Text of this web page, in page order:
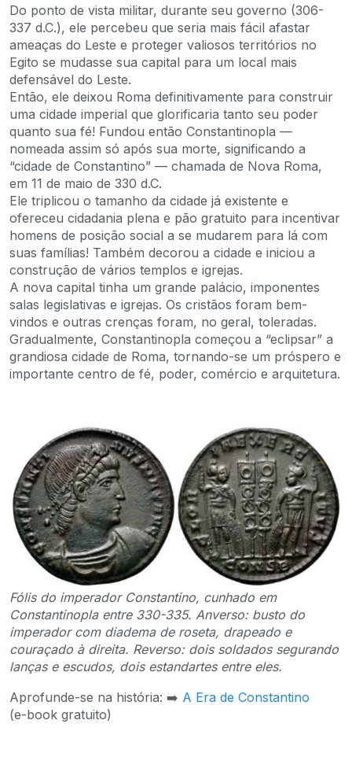
Do ponto de vista militar, durante seu governo (306-
337 d.C.), ele percebeu que seria mais fácil afastar
ameaças do Leste e proteger valiosos territórios no
Egito se mudasse sua capital para um local mais
defensável do Leste.
Então, ele deixou Roma definitivamente para construir
uma cidade imperial que glorificaria tanto seu poder
quanto sua fé! Fundou então Constantinopla —
nomeada assim só após sua morte, significando a
“cidade de Constantino” — chamada de Nova Roma,
em 11 de maio de 330 d.C.
Ele triplicou o tamanho da cidade já existente e
ofereceu cidadania plena e pão gratuito para incentivar
homens de posição social a se mudarem para lá com
suas famílias! Também decorou a cidade e iniciou a
construção de vários templos e igrejas.
A nova capital tinha um grande palácio, imponentes
salas legislativas e igrejas. Os cristãos foram bem-
vindos e outras crenças foram, no geral, toleradas.
Gradualmente, Constantinopla começou a “eclipsar” a
grandiosa cidade de Roma, tornando-se um próspero e
importante centro de fé, poder, comércio e arquitetura.
Fólis do imperador Constantino, cunhado em
Constantinopla entre 330-335. Anverso: busto do
imperador com diadema de roseta, drapeado e
couraçado à direita. Reverso: dois soldados segurando
lanças e escudos, dois estandartes entre eles.
Aprofunde-se na história: ➡️ A Era de Constantino
(e-book gratuito)